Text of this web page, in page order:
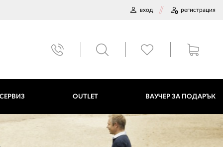
вход регистрация
OUTLET ВАУЧЕР ЗА ПОДАРЪК